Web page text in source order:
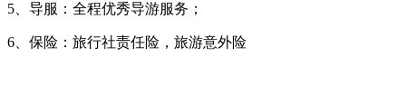
5、导服：全程优秀导游服务；
6、保险：旅行社责任险，旅游意外险